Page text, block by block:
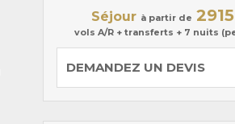
Séjour à partir de
vols A/R + transferts + 7 nuits
DEMANDEZ UN DEVIS